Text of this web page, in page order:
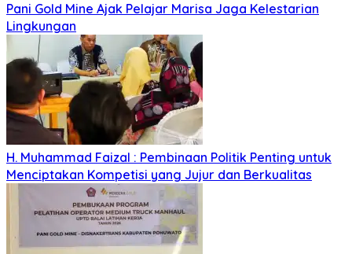
Pani Gold Mine Ajak Pelajar Marisa Jaga Kelestarian
Lingkungan
H. Muhammad Faizal : Pembinaan Politik Penting untuk
Menciptakan Kompetisi yang Jujur dan Berkualitas